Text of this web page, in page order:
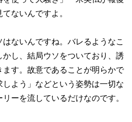
ないんですよ。
ないんですね。バレるようなこ
し、結局ウソをついており、誘
す。故意であることが明らかで
よう」などという姿勢は一切な
ーを流しているだけなのです。